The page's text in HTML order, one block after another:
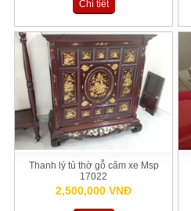
Chi tiết
Thanh lý tủ thờ gỗ căm xe Msp
17022
2,500,000 VNĐ